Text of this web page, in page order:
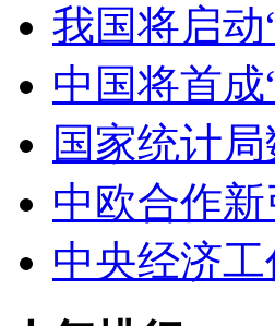
我国将启动
中国将首
国家统计
中欧合作新
中央经济